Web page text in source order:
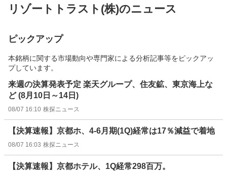
リゾートトラスト(株)のニュース
ピックアップ
本銘柄に関する市場動向や専門家による分析記事等をピックアッ
プしています。
来週の決算発表予定 楽天グループ、住友鉱、東京海上な
ど (8月10日～14日)
08/07 16:10 株探ニュース
【決算速報】京都ホ、4-6月期(1Q)経常は17％減益で着地
08/07 16:03 株探ニュース
【決算速報】京都ホテル、1Q経常298百万。